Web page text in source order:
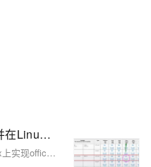
CentOS 下安装openOffice，并在Linux上实现office转PDF
CentOS 下安装openOffice，并在Linux上实现office转PDF